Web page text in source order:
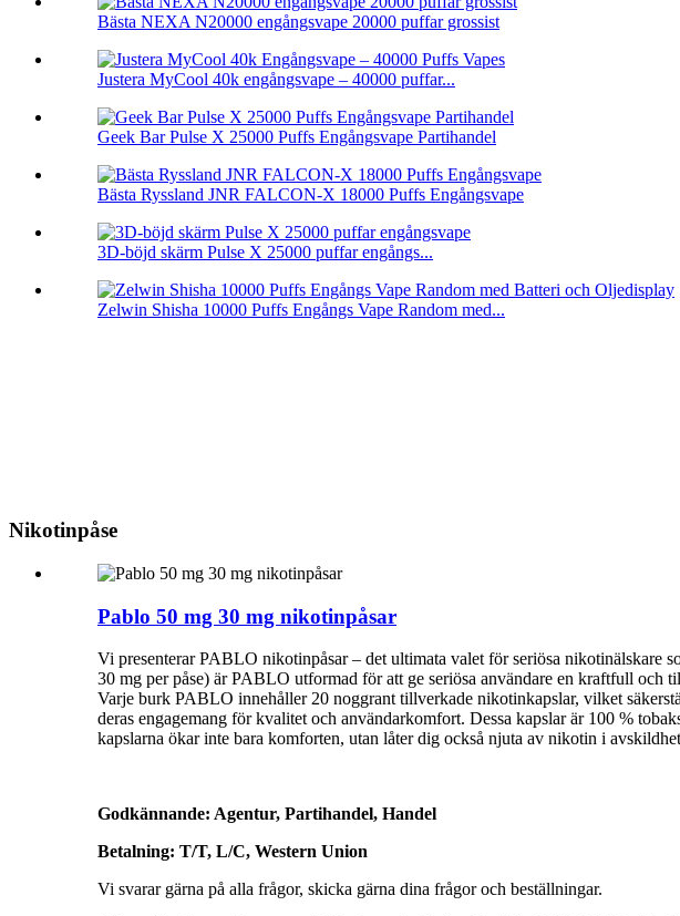
Bästa NEXA N20000 engångsvape 20000 puffar grossist
Justera MyCool 40k engångsvape – 40000 puffar...
Geek Bar Pulse X 25000 Puffs Engångsvape Partihandel
Bästa Ryssland JNR FALCON-X 18000 Puffs Engångsvape
3D-böjd skärm Pulse X 25000 puffar engångs...
Zelwin Shisha 10000 Puffs Engångs Vape Random med...
Nikotinpåse
Pablo 50 mg 30 mg nikotinpåsar
Vi presenterar PABLO nikotinpåsar – det ultimata valet för seriösa
30 mg per påse) är PABLO utformad för att ge seriösa användare en kraftfull och
Varje burk PABLO innehåller 20 noggrant tillverkade nikotinkapslar, vilket
deras engagemang för kvalitet och användarkomfort. Dessa kapslar är 100 %
kapslarna ökar inte bara komforten, utan låter dig också njuta av nikotin i
Godkännande: Agentur, Partihandel, Handel
Betalning: T/T, L/C, Western Union
Vi svarar gärna på alla frågor, skicka gärna dina frågor och beställningar.